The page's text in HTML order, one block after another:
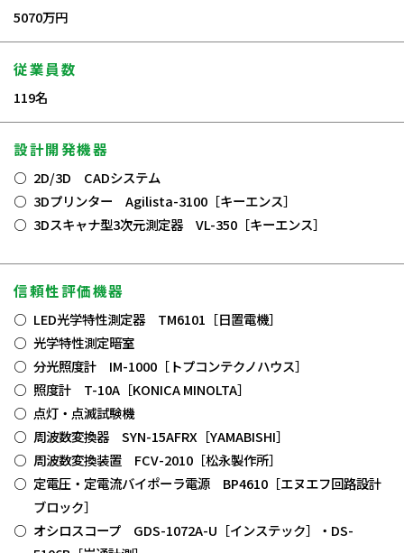
5070万円
従業員数
119名
設計開発機器
2D/3D CADシステム
3Dプリンター Agilista-3100［キーエンス］
3Dスキャナ型3次元測定器 VL-350［キーエンス］
信頼性評価機器
LED光学特性測定器 TM6101［日置電機］
光学特性測定暗室
分光照度計 IM-1000［トプコンテクノハウス］
照度計 T-10A［KONICA MINOLTA］
点灯・点滅試験機
周波数変換器 SYN-15AFRX［YAMABISHI］
周波数変換装置 FCV-2010［松永製作所］
定電圧・定電流バイポーラ電源 BP4610［エヌエフ回路設計
ブロック］
オシロスコープ GDS-1072A-U［インステック］・DS-